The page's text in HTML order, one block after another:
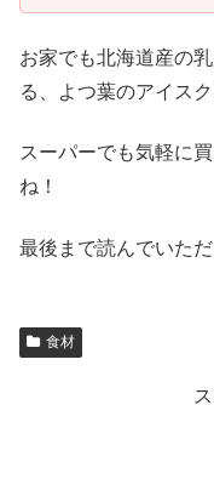
お家でも北海道産の
る、よつ葉のアイスク
スーパーでも気軽に
ね！
最後まで読んでいた
食材